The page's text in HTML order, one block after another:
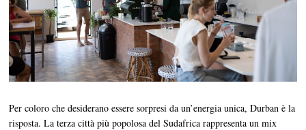
Per coloro che desiderano essere sorpresi da un’energia unica, Durban è la
risposta. La terza città più popolosa del Sudafrica rappresenta un mix